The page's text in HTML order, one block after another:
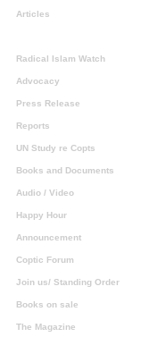
Articles
Radical Islam Watch
Advocacy
Press Release
Reports
UN Study re Copts
Books and Documents
Audio / Video
Happy Hour
Announcement
Coptic Forum
Join us/ Standing Order
Books on sale
The Magazine